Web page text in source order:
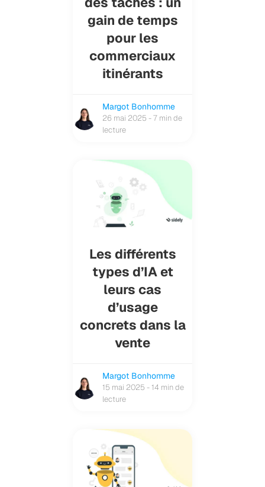
gain de temps
pour les
commerciaux
itinérants
Margot Bonhomme
26 mai 2025 - 7 min de
lecture
Les différents
types d’IA et
leurs cas
d’usage
concrets dans la
vente
Margot Bonhomme
15 mai 2025 - 14 min de
lecture